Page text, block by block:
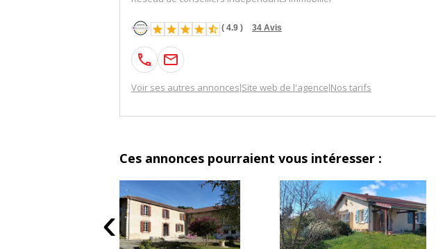
( 4.9 ) 34 Avis
Voir ses autres annonces Site web de l'agence Nos tarifs
Ces annonces pourraient vous intéresser :
‹